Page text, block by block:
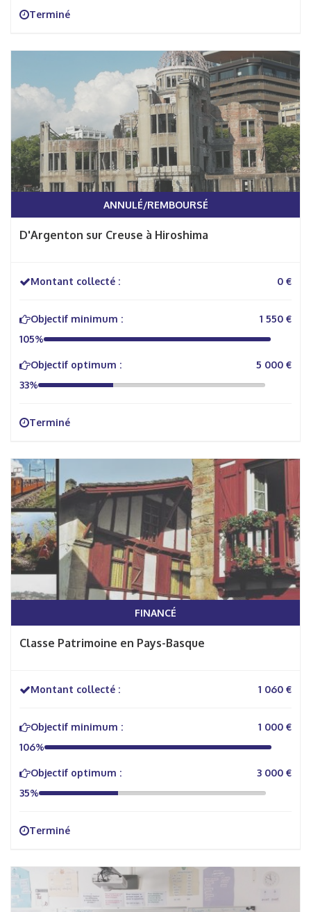
Terminé
ANNULÉ/REMBOURSÉ
D'Argenton sur Creuse à Hiroshima
Montant collecté : 0 €
Objectif minimum :
1 550 €
105%
Objectif optimum :
5 000 €
33%
Terminé
FINANCÉ
Classe Patrimoine en Pays-Basque
Montant collecté : 1 060 €
Objectif minimum :
1 000 €
106%
Objectif optimum :
3 000 €
35%
Terminé